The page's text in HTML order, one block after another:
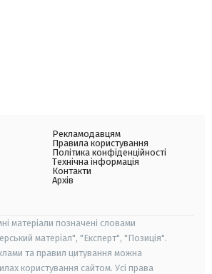
Рекламодавцям
Правила користування
Політика конфіденційності
Технічна інформація
Контакти
Архів
матеріали позначені словами
матеріал", "Експерт", "Позиція".
та правил цитування можна
користування сайтом. Усі права